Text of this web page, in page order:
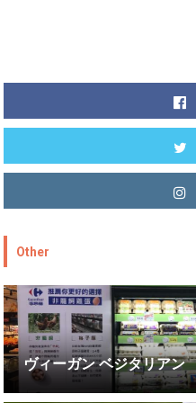
Other
ヴィーガン ベジタリアン